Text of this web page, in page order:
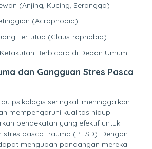
(Anjing, Kucing, Serangga)
(Acrophobia)
Tertutup (Claustrophobia)
Berbicara di Depan Umum
dan Gangguan Stres Pasca
psikologis seringkali meninggalkan
mempengaruhi kualitas hidup.
pendekatan yang efektif untuk
pasca trauma (PTSD). Dengan
mengubah pandangan mereka